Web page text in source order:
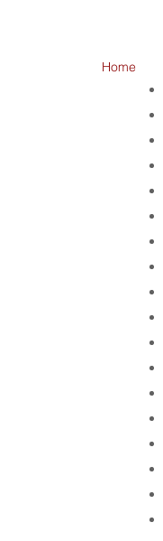
Home